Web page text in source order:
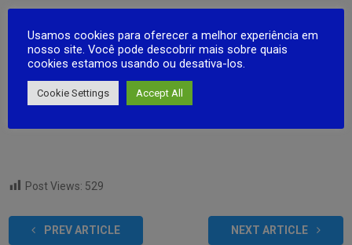
Post Views: 529
PREV ARTICLE NEXT ARTICLE
Usamos cookies para oferecer a melhor experiência em
nosso site. Você pode descobrir mais sobre quais
cookies estamos usando ou desativa-los.
Cookie Settings Accept All